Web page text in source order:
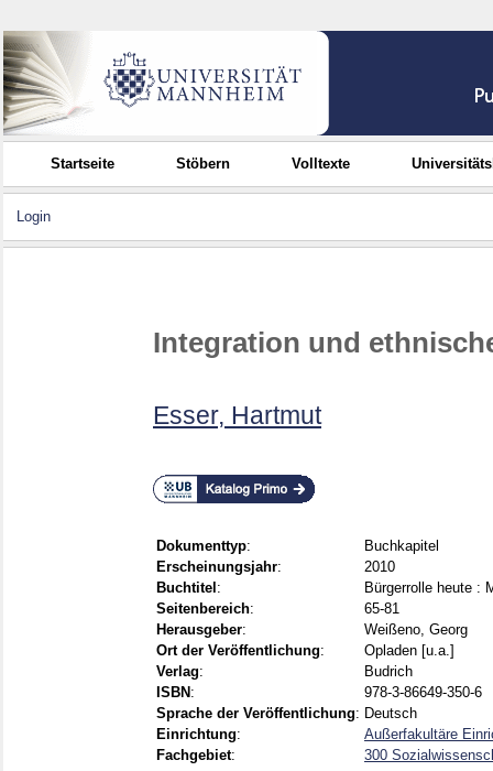
Startseite Stöbern Volltexte
Login
Integration und
Esser, Hartmut
Dokumenttyp:
Buchkapitel
Erscheinungsjahr:
2010
Buchtitel :
Bürgerrolle heute :
Seitenbereich:
65-81
Herausgeber:
Weißeno, Georg
Ort der Veröffentlichung:
Opladen [u.a.]
Verlag:
Budrich
ISBN :
978-3-86649-350-6
Sprache der Veröffentlichung: Deutsch
Einrichtung:
Außerfakultäre
Fachgebiet: 300